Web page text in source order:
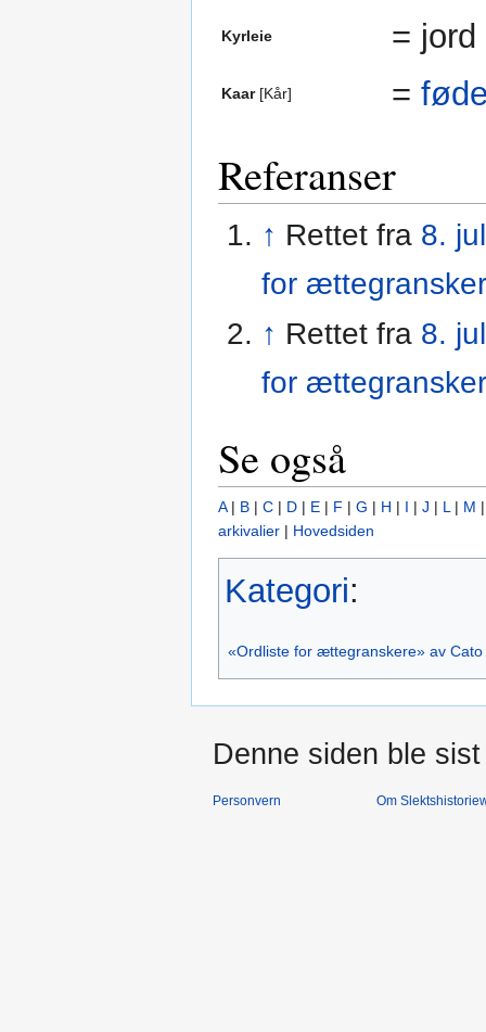
Kyrleie =
Kaar[Kår] =
Referanser
↑ Rettet fra 8.
for
↑ Rettet fra 8.
for
Se også
A| B | C | D | E | F | G | H | I | J | L | M
arkivalier | Hovedsiden
Kategori:
«Ordliste for ættegranskere» av
Denne siden ble
Personvern Om